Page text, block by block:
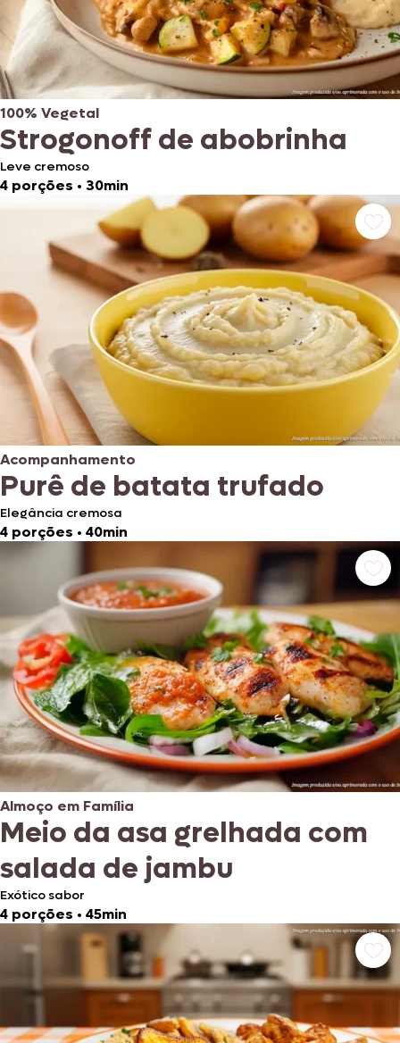
100% Vegetal
Strogonoff de abobrinha
Leve cremoso
4 porções • 30min
Acompanhamento
Purê de batata trufado
Elegância cremosa
4 porções • 40min
Almoço em Família
Meio da asa grelhada com
salada de jambu
Exótico sabor
4 porções • 45min